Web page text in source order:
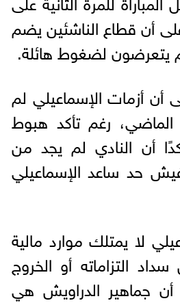
أن قطاع الناشئين يضم
يتعرضون لضغوط هائلة.
أن أزمات الإسماعيلي لم
رغم تأكد هبوط
أن النادي لم يجد من
حد ساعد الإسماعيلي
لا يمتلك موارد مالية
التزاماته أو الخروج
أن جماهير الدراويش هي